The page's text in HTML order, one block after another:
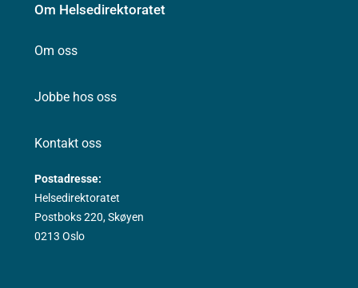
Om Helsedirektoratet
Om oss
Jobbe hos oss
Kontakt oss
Postadresse:
Helsedirektoratet
Postboks 220, Skøyen
0213 Oslo